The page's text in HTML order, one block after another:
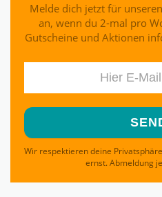
Melde dich jetzt für
an, wenn du 2-mal pro
Gutscheine und Aktionen
Wir respektieren deine
ernst. Abmeldung